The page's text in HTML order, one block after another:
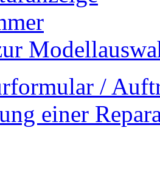
/
einer